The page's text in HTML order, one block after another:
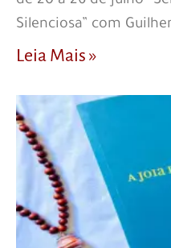
Silenciosa” com
Leia Mais »